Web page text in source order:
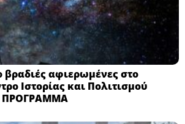
αφιερωμένες στο
Ιστορίας και Πολιτισμού
ΠΡΟΓΡΑΜΜΑ